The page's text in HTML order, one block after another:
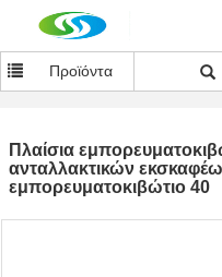
Προϊόντα
Πλαίσια
ανταλλακτικών
εμπορευματοκιβώτιο 40